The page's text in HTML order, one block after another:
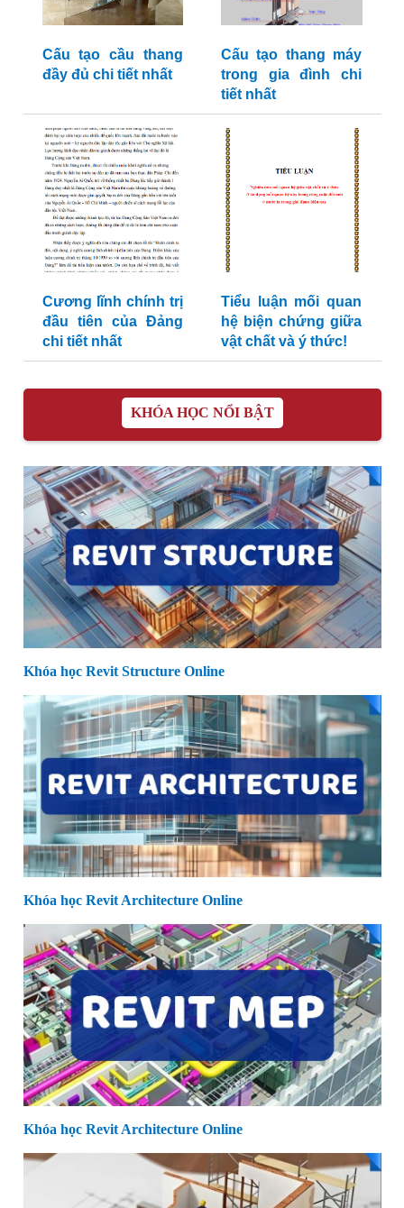
Cấu tạo cầu thang
đầy đủ chi tiết nhất
Cấu tạo thang máy
trong gia đình chi
tiết nhất
Cương lĩnh chính trị
đầu tiên của Đảng
chi tiết nhất
Tiểu luận mối quan
hệ biện chứng giữa
vật chất và ý thức!
KHÓA HỌC NỔI BẬT
Khóa học Revit Structure Online
Khóa học Revit Architecture Online
Khóa học Revit Architecture Online